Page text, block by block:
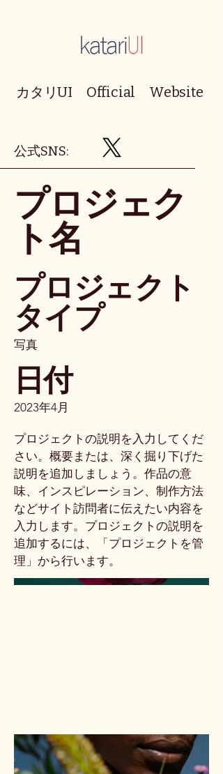
カタリUI Official Website
​公式SNS:
プロジェク
ト名
プロジェクト
タイプ
写真
日付
2023年4月
プロジェクトの説明を入力してくだ
さい。概要または、深く掘り下げた
説明を追加しましょう。作品の意
味、インスピレーション、制作方法
などサイト訪問者に伝えたい内容を
入力します。プロジェクトの説明を
追加するには、「プロジェクトを管
理」から行います。